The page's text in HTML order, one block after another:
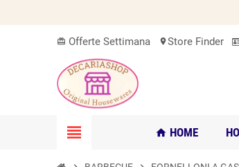
card_giftcard Offerte Settimana location_onStore Finder
view_headline home HOME